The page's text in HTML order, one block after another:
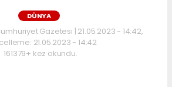
DÜNYA
Gazetesi | 21.05.2023 - 14:42,
21.05.2023 - 14:42
161379+ kez okundu.